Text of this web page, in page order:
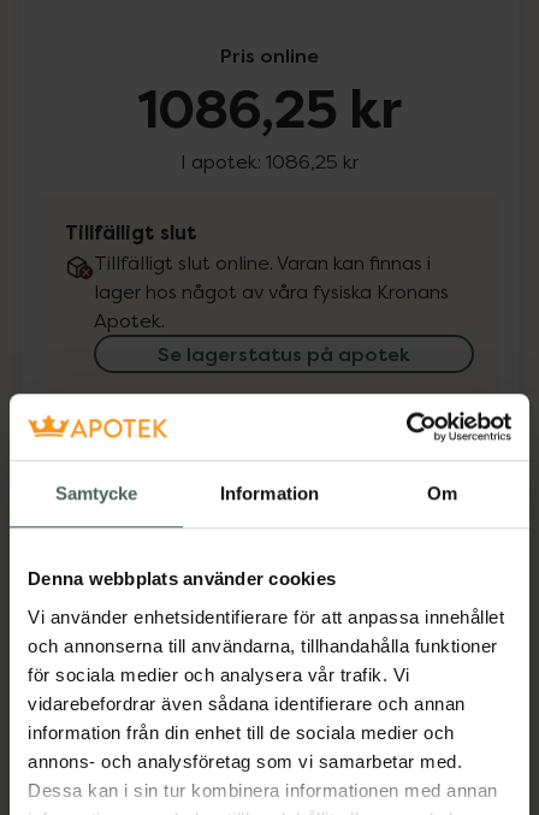
Samtycke Information Om
Denna webbplats använder cookies
Vi använder enhetsidentifierare för att anpassa innehållet
och annonserna till användarna, tillhandahålla funktioner
för sociala medier och analysera vår trafik. Vi
vidarebefordrar även sådana identifierare och annan
information från din enhet till de sociala medier och
annons- och analysföretag som vi samarbetar med.
Dessa kan i sin tur kombinera informationen med annan
Pris online
1086,25 kr
I apotek: 1086,25 kr
Tillfälligt slut
Tillfälligt slut online. Varan kan finnas i
lager hos något av våra fysiska Kronans
Apotek.
Se lagerstatus på apotek
Få mejl när varan finns i lager online
Spara
Aktuella erbjudanden
Beskrivning Dölj